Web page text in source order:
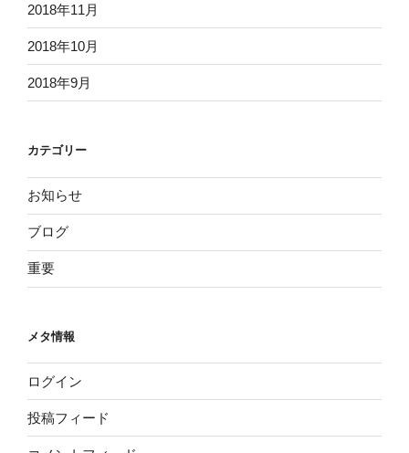
2018年11月
2018年10月
2018年9月
カテゴリー
お知らせ
ブログ
重要
メタ情報
ログイン
投稿フィード